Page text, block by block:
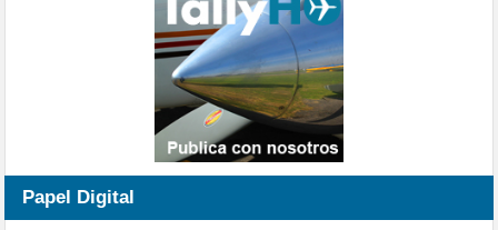
Papel Digital